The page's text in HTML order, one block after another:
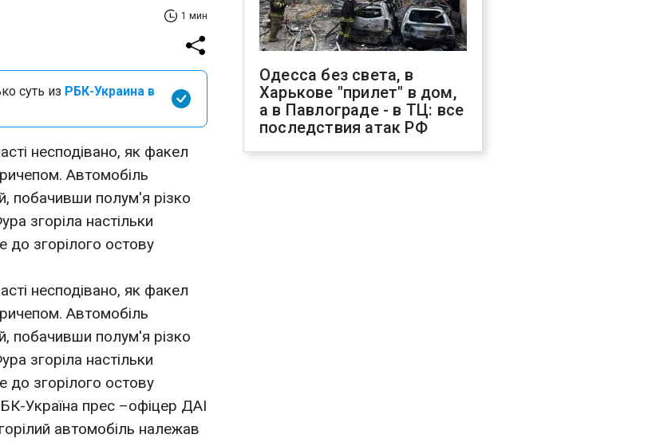
1 мин
суть из РБК-Украина в
несподівано, як факел
Автомобіль
побачивши полум'я різко
згоріла настільки
згорілого остову
несподівано, як факел
Автомобіль
побачивши полум'я різко
згоріла настільки
згорілого остову
Україна прес –офіцер ДАІ
автомобіль належав
Одесса без света, в
Харькове "прилет" в дом,
а в Павлограде - в ТЦ: все
последствия атак РФ